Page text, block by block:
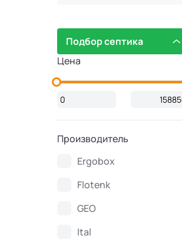
Септики КИТ 44
Септики Bunker 2
Септики Топаэро
Подбор септика
Цена
Производитель
Ergobox
Flotenk
GEO
Ital